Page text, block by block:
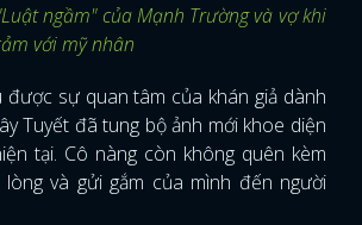
ngầm" của Mạnh Trường và vợ khi
với mỹ nhân
được sự quan tâm của khán giả dành
Tuyết đã tung bộ ảnh mới khoe diện
tại. Cô nàng còn không quên kèm
và gửi gắm của mình đến người